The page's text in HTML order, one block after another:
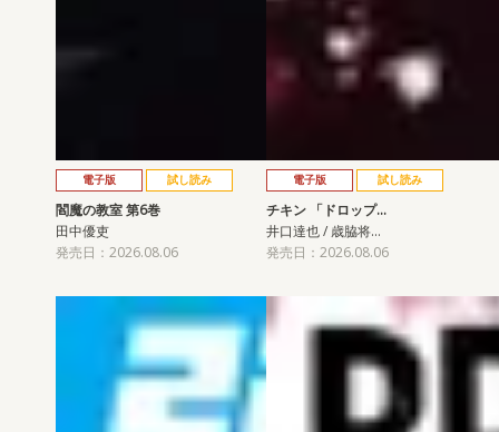
電子版 試し読み
閻魔の教室 第6巻
田中優吏
発売日：2026.08.06
電子版 試し読み
チキン 「ドロップ…
井口達也 / 歳脇将…
発売日：2026.08.06